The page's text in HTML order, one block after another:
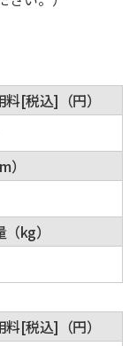
[税込]（円）
）
kg）
[税込]（円）